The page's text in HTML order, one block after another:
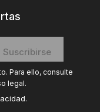
Para ello, consulte
legal.
.